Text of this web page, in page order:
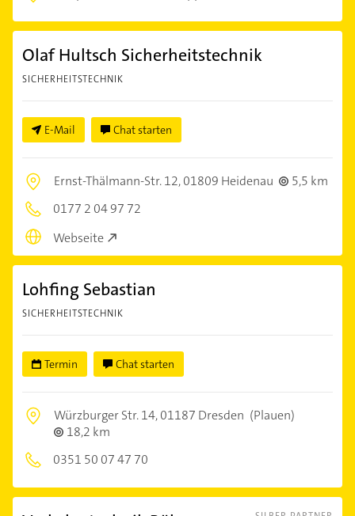
Olaf Hultsch Sicherheitstechnik
SICHERHEITSTECHNIK
E-Mail Chat starten
Ernst-Thälmann-Str. 12,01809 Heidenau
5,5 km
0177 2 04 97 72
Webseite
Lohfing Sebastian
SICHERHEITSTECHNIK
Termin Chat starten
Würzburger Str. 14,01187 Dresden (Plauen)
18,2 km
0351 50 07 47 70